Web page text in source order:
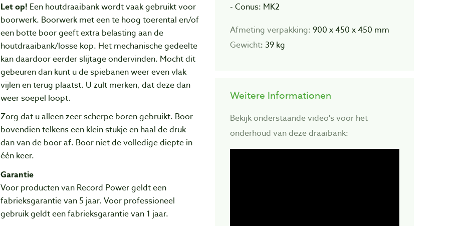
Let op! Een houtdraaibank wordt vaak gebruikt voor
boorwerk. Boorwerk met een te hoog toerental en/of
een botte boor geeft extra belasting aan de
houtdraaibank/losse kop. Het mechanische gedeelte
kan daardoor eerder slijtage ondervinden. Mocht dit
gebeuren dan kunt u de spiebanen weer even vlak
vijlen en terug plaatst. U zult merken, dat deze dan
weer soepel loopt.
Zorg dat u alleen zeer scherpe boren gebruikt. Boor
bovendien telkens een klein stukje en haal de druk
dan van de boor af. Boor niet de volledige diepte in
één keer.
Garantie
Voor producten van Record Power geldt een
fabrieksgarantie van 5 jaar. Voor professioneel
gebruik geldt een fabrieksgarantie van 1 jaar.
- Conus: MK2
Afmeting verpakking: 900 x 450 x 450 mm
Gewicht: 39 kg
Weitere Informationen
Bekijk onderstaande video's voor het
onderhoud van deze draaibank: